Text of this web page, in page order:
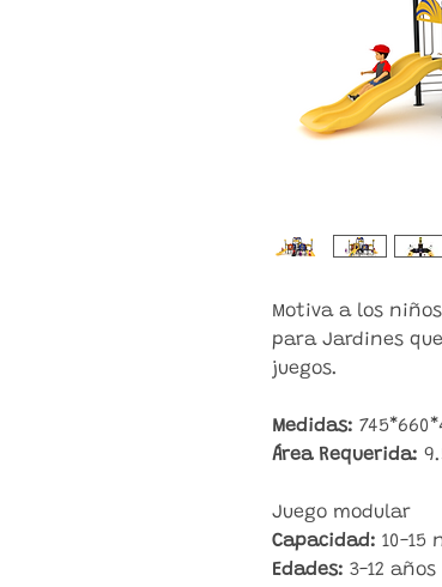
Motiva a los
para Jardines
juegos.
Medidas:
Área Requerida:
Juego modular
Capacidad: 10-15
Edades: 3-12 años